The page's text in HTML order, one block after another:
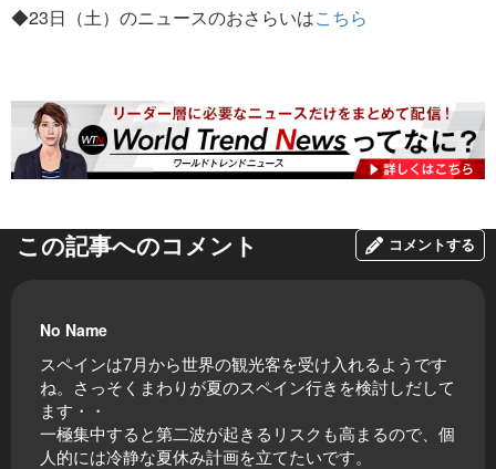
◆23日（土）のニュースのおさらいはこちら
この記事へのコメント コメントする
No Name
スペインは7月から世界の観光客を受け入れるようです
ね。さっそくまわりが夏のスペイン行きを検討しだして
ます・・
一極集中すると第二波が起きるリスクも高まるので、個
人的には冷静な夏休み計画を立てたいです。